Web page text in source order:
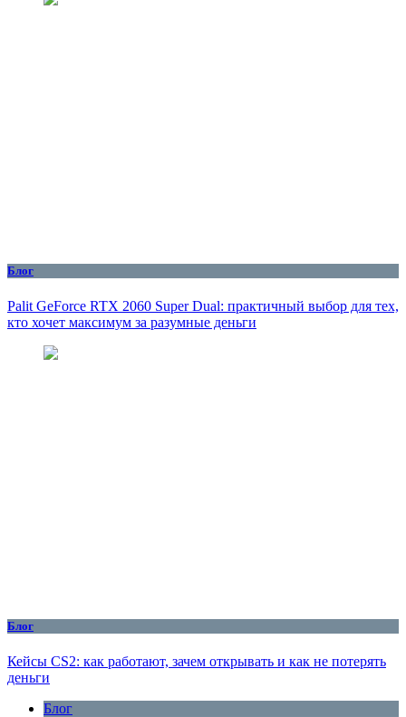
Блог
Palit GeForce RTX 2060 Super Dual: практичный выбор для тех,
кто хочет максимум за разумные деньги
Блог
Кейсы CS2: как работают, зачем открывать и как не потерять
деньги
Блог